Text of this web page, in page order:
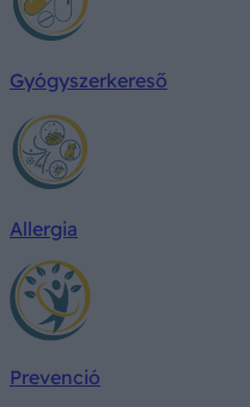
Gyógyszerkereső
Allergia
Prevenció